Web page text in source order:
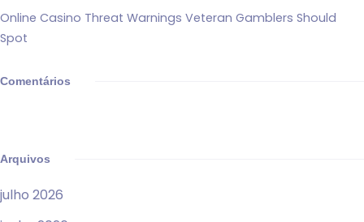
Online Casino Threat Warnings Veteran Gamblers Should
Spot
Comentários
Arquivos
julho 2026